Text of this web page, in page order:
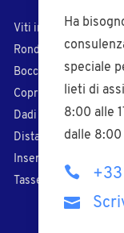
Ha
speciale
lieti di
8:00 alle
dalle 8:00
+33
Viti in plastica
Rondelle in plastica
Boccole in plastica
Coprivite in plastica
Dadi in plastica
Distanziali
Inserti filettati
Tasselli